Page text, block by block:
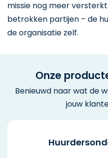
missie nog meer
betrokken partijen – de
de organisatie zelf.
Onze
Benieuwd naar wat de
jouw